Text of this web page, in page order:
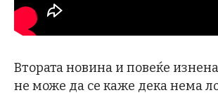
Втората новина и повеќе
не може да се каже дека нема